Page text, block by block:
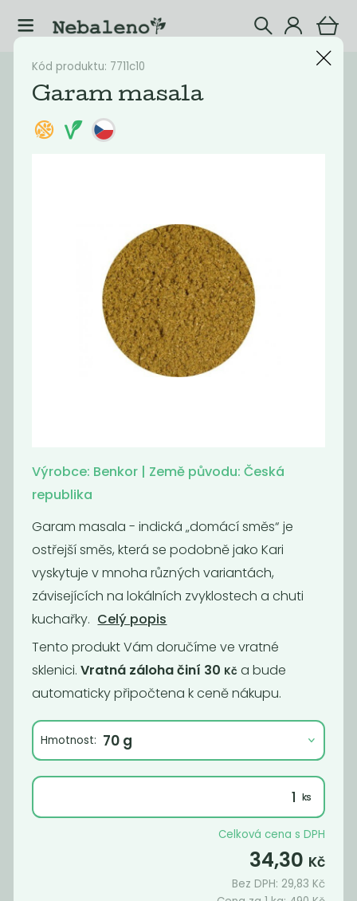
Katalog Potraviny
Filtrovat produkty
570 1 599Kč
Kód produktu: 7711c10
Garam masala
Výrobce: Benkor | Země původu: Česká
republika
Garam masala - indická „domácí směs“ je
ostřejší směs, která se podobně jako Kari
vyskytuje v mnoha různých variantách,
závisejících na lokálních zvyklostech a chuti
kuchařky. Celý popis
Tento produkt Vám doručíme ve vratné
sklenici. Vratná záloha činí 30 Kč a bude
automaticky připočtena k ceně nákupu.
Hmotnost:
Celková cena s DPH
34,30 Kč
Bez DPH: 29,83 Kč